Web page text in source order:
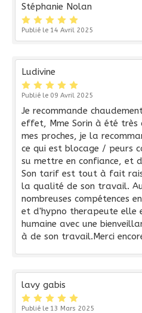
Stéphanie Nolan
Publié le 14 Avril 2025
Ludivine
Publié le 09 Avril 2025
Je recommande
effet, Mme Sorin à été très
mes proches, je la
ce qui est blocage / peurs
su mettre en confiance, et
Son tarif est tout à fait
la qualité de son travail.
nombreuses compétences
et d'hypno therapeute elle
humaine avec une
à de son travail.Merci
lavy gabis
Publié le 13 Mars 2025